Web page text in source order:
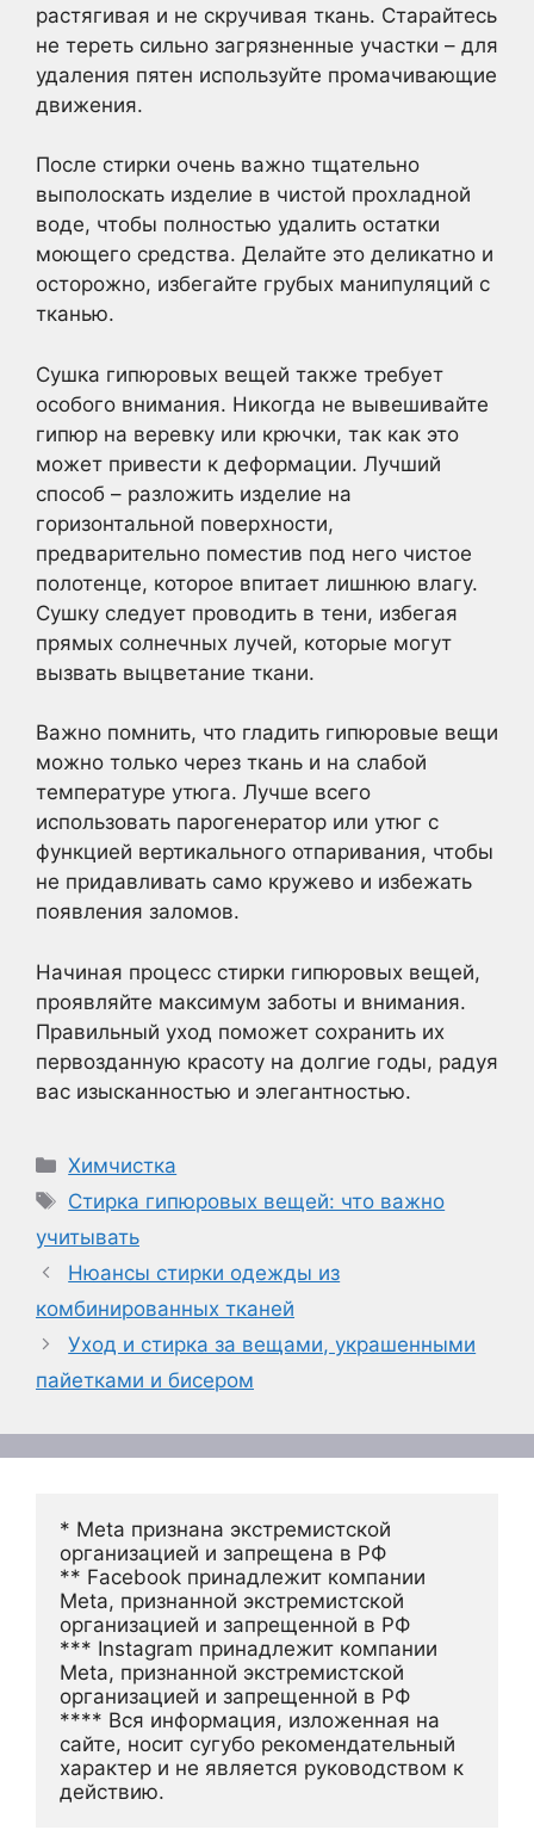
растягивая и не скручивая ткань. Старайтесь
не тереть сильно загрязненные участки – для
удаления пятен используйте промачивающие
движения.
После стирки очень важно тщательно
выполоскать изделие в чистой прохладной
воде, чтобы полностью удалить остатки
моющего средства. Делайте это деликатно и
осторожно, избегайте грубых манипуляций с
тканью.
Сушка гипюровых вещей также требует
особого внимания. Никогда не вывешивайте
гипюр на веревку или крючки, так как это
может привести к деформации. Лучший
способ – разложить изделие на
горизонтальной поверхности,
предварительно поместив под него чистое
полотенце, которое впитает лишнюю влагу.
Сушку следует проводить в тени, избегая
прямых солнечных лучей, которые могут
вызвать выцветание ткани.
Важно помнить, что гладить гипюровые вещи
можно только через ткань и на слабой
температуре утюга. Лучше всего
использовать парогенератор или утюг с
функцией вертикального отпаривания, чтобы
не придавливать само кружево и избежать
появления заломов.
Начиная процесс стирки гипюровых вещей,
проявляйте максимум заботы и внимания.
Правильный уход поможет сохранить их
первозданную красоту на долгие годы, радуя
вас изысканностью и элегантностью.
Рубрики
Химчистка
Метки
Стирка гипюровых вещей: что важно
учитывать
Нюансы стирки одежды из
комбинированных тканей
Уход и стирка за вещами, украшенными
пайетками и бисером
* Meta признана экстремистской
организацией и запрещена в РФ
** Facebook принадлежит компании
Meta, признанной экстремистской
организацией и запрещенной в РФ
*** Instagram принадлежит компании
Meta, признанной экстремистской
организацией и запрещенной в РФ
**** Вся информация, изложенная на
сайте, носит сугубо рекомендательный
характер и не является руководством к
действию.